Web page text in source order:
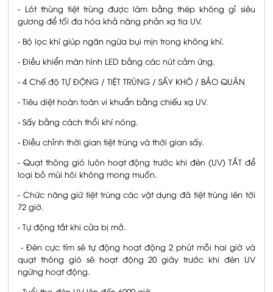
- Lót thùng tiệt trùng được làm bằng thép không gỉ siêu
gương để tối đa hóa khả năng phản xạ tia UV.
- Bộ lọc khí giúp ngăn ngừa bụi mịn trong không khí.
- Điều khiển màn hình LED bằng các nút cảm ứng.
- 4 Chế độ TỰ ĐỘNG / TIỆT TRÙNG / SẤY KHÔ / BẢO QUẢN
- Tiêu diệt hoàn toàn vi khuẩn bằng chiếu xạ UV.
- Sấy bằng cách thổi khí nóng.
- Điều chỉnh thời gian tiệt trùng và thời gian sấy.
- Quạt thông gió luôn hoạt động trước khi đèn (UV) TẮT để
loại bỏ mùi hôi không mong muốn.
- Chức năng giữ tiệt trùng các vật dụng đã tiệt trùng lên tới
72 giờ.
- Tự động tắt khi cửa bị mở.
- Đèn cực tím sẽ tự động hoạt động 2 phút mỗi hai giờ và
quạt thông gió sẽ hoạt động 20 giây trước khi đèn UV
ngừng hoạt động.